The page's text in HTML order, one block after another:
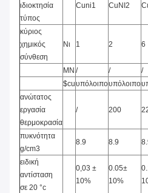
ιδιοκτησία
τύπος
Cuni1 CuNI2
κύριος
χημικός
σύνθεση
Νι 1 2 6
ΜΝ / / /
$cuυπόλοιπουπόλοιπο
ανώτατος
εργασία
θερμοκρασία
/ 200
πυκνότητα
g/cm3
8.9 8.9
ειδική
αντίσταση
σε 20 °c
0,03 ±
10%
0.05±
10%